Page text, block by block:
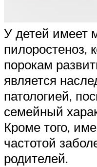
У детей имеет
пилоростеноз,
порокам
является
патологией,
семейный
Кроме того,
частотой
родителей.